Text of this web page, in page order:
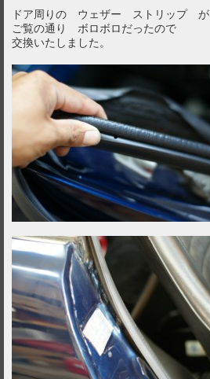
ドア周りの ウェザー ストリップ が
ご覧の通り ボロボロだったので
交換いたしました。